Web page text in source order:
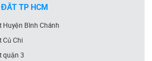
TP HCM
Huyện Bình Chánh
Củ Chi
quận 3